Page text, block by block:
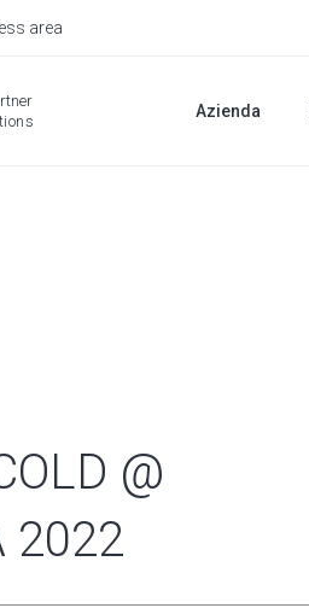
area
Azienda
@
2022